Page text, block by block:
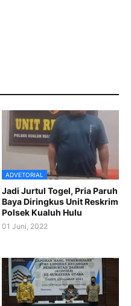
ADVETORIAL
Jadi Jurtul Togel, Pria Paruh
Baya Diringkus Unit Reskrim
Polsek Kualuh Hulu
01 Juni, 2022